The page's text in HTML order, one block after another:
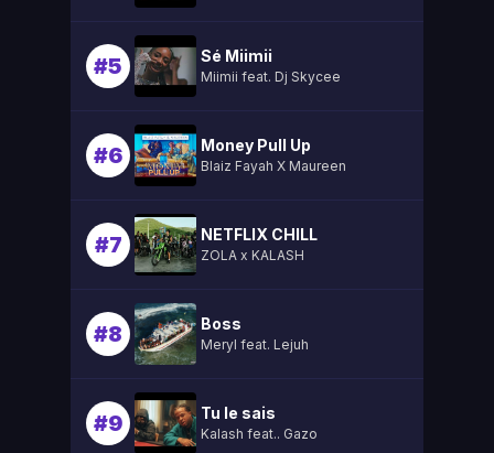
#5 Sé Miimii
Miimii feat. Dj Skycee
#6 Money Pull Up
Blaiz Fayah X Maureen
#7 NETFLIX CHILL
ZOLA x KALASH
#8 Boss
Meryl feat. Lejuh
#9 Tu le sais
Kalash feat.. Gazo